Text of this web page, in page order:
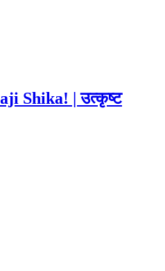
Shika! | उत्कृष्ट